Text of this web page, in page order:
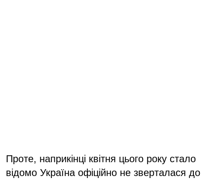
Проте, наприкінці квітня цього року стало
відомо Україна офіційно не зверталася до